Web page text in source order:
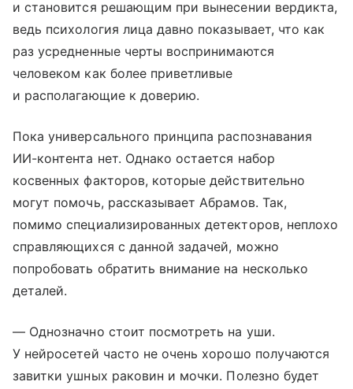
и становится решающим при вынесении вердикта,
ведь психология лица давно показывает, что как
раз усредненные черты воспринимаются
человеком как более приветливые
и располагающие к доверию.
Пока универсального принципа распознавания
ИИ-контента нет. Однако остается набор
косвенных факторов, которые действительно
могут помочь, рассказывает Абрамов. Так,
помимо специализированных детекторов, неплохо
справляющихся с данной задачей, можно
попробовать обратить внимание на несколько
деталей.
— Однозначно стоит посмотреть на уши.
У нейросетей часто не очень хорошо получаются
завитки ушных раковин и мочки. Полезно будет